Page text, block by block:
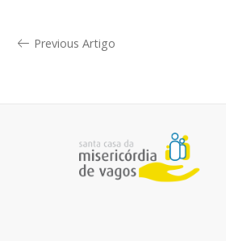
Previous Artigo